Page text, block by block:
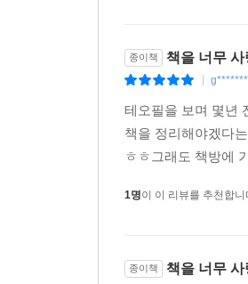
종이책 책을 너무 사
테오필을 보며 몇년
책을 정리해야겠다
ㅎㅎ그래도 책방에
1명이 이 리뷰를 추천합니
종이책 책을 너무 사